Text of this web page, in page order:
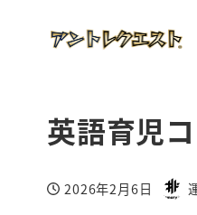
英語育児
投稿日
2026年2月6日
著